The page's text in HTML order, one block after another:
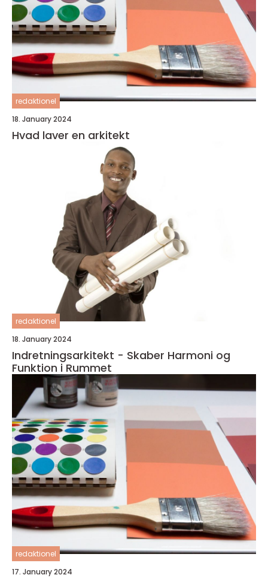
redaktionel
18. January 2024
Hvad laver en arkitekt
redaktionel
18. January 2024
Indretningsarkitekt - Skaber Harmoni og
Funktion i Rummet
redaktionel
17. January 2024